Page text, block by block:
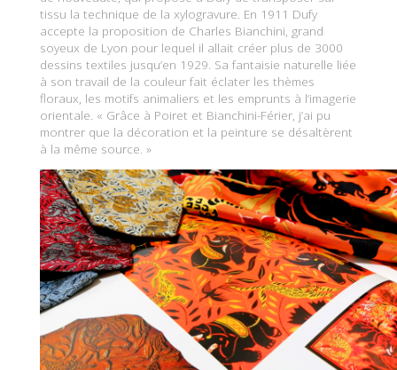
tissu la technique de la xylogravure. En 1911 Dufy
accepte la proposition de Charles Bianchini, grand
soyeux de Lyon pour lequel il allait créer plus de 3000
dessins textiles jusqu’en 1929. Sa fantaisie naturelle liée
à son travail de la couleur fait éclater les thèmes
floraux, les motifs animaliers et les emprunts à l’imagerie
orientale. « Grâce à Poiret et Bianchini-Férier, j’ai pu
montrer que la décoration et la peinture se désaltèrent
à la même source. »